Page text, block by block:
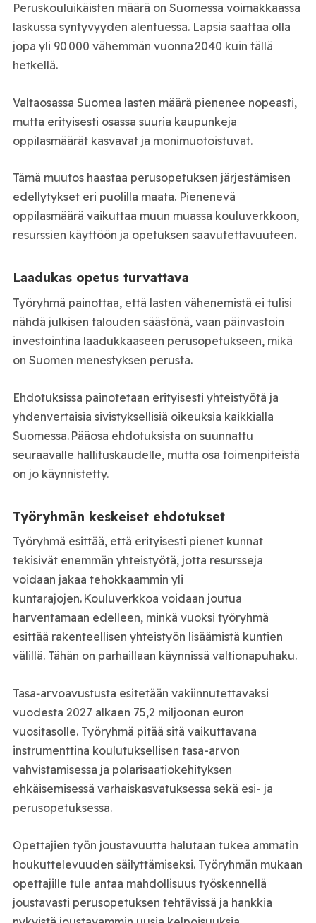
Peruskouluikäisten määrä on Suomessa voimakkaassa
laskussa syntyvyyden alentuessa. Lapsia saattaa olla
jopa yli 90 000 vähemmän vuonna 2040 kuin tällä
hetkellä.
Valtaosassa Suomea lasten määrä pienenee nopeasti,
mutta erityisesti osassa suuria kaupunkeja
oppilasmäärät kasvavat ja monimuotoistuvat.
Tämä muutos haastaa perusopetuksen järjestämisen
edellytykset eri puolilla maata. Pienenevä
oppilasmäärä vaikuttaa muun muassa kouluverkkoon,
resurssien käyttöön ja opetuksen saavutettavuuteen.
Laadukas opetus turvattava
Työryhmä painottaa, että lasten vähene­mistä ei tulisi
nähdä julkisen talouden säästönä, vaan päinvastoin
investointina laadukkaaseen perusopetukseen, mikä
on Suomen menestyksen perusta.
Ehdotuksissa painotetaan erityisesti yhteistyötä ja
yhdenvertaisia sivistyksellisiä oikeuksia kaikkialla
Suomessa. Pääosa ehdotuksista on suunnattu
seuraavalle hallituskaudelle, mutta osa toimenpiteistä
on jo käynnistetty.
Työryhmän keskeiset ehdotukset
Työryhmä esittää, että erityisesti pienet kunnat
tekisivät enemmän yhteistyötä, jotta resursseja
voidaan jakaa tehokkaammin yli
kuntarajojen. Kouluverkkoa voidaan joutua
harventamaan edelleen, minkä vuoksi työryhmä
esittää rakenteellisen yhteistyön lisäämistä kuntien
välillä. Tähän on parhaillaan käynnissä valtionapuhaku.
Tasa‑arvoavustusta esitetään vakiinnutettavaksi
vuodesta 2027 alkaen 75,2 miljoonan euron
vuositasolle. Työryhmä pitää sitä vaikuttavana
instrumenttina koulutuksellisen tasa-arvon
vahvistamisessa ja polarisaatiokehityksen
ehkäisemisessä varhaiskasvatuksessa sekä esi- ja
perusopetuksessa.
Opettajien työn joustavuutta halutaan tukea ammatin
houkuttelevuuden säilyttämiseksi. Työryhmän mukaan
opettajille tule antaa mahdollisuus työskennellä
joustavasti perusopetuksen tehtävissä ja hankkia